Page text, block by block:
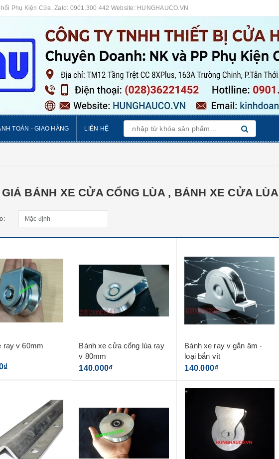
Phụ Kiện Cửa. Zalo: 0901.300.442 Website: HUNGHAUCO.VN
TOÁN - GIAO HÀNG LIÊN HỆ
BÁNH XE CỬA CỔNG LÙA , BÁNH XE CỬA LÙA
ray v 60mm
Bánh xe cửa cổng lùa ray
v 80mm
140.000₫
Bánh xe ray v gắn âm -
loại bắn vít
140.000₫